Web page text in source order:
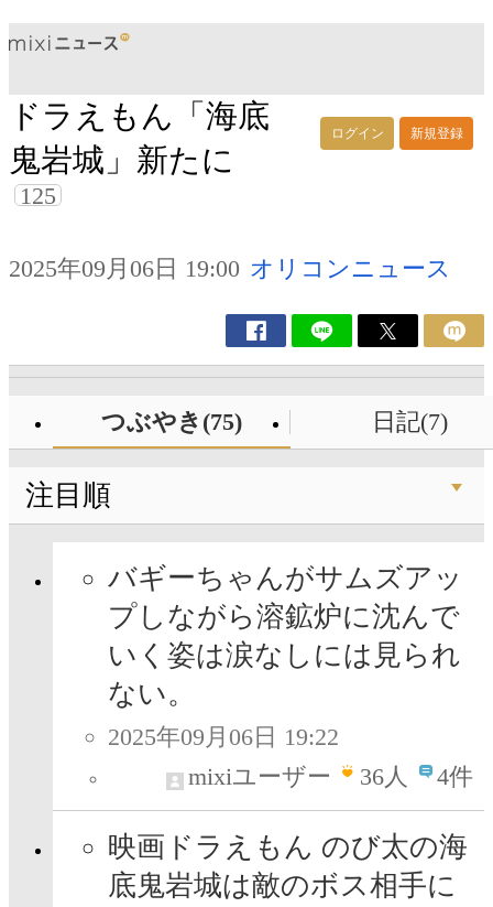
ログイン 新規登録
ドラえもん「海底
鬼岩城」新たに
125
2025年09月06日 19:00 オリコンニュース
つぶやき(75) 日記(7)
注目順
バギーちゃんがサムズアッ
プしながら溶鉱炉に沈んで
いく姿は涙なしには見られ
ない。
2025年09月06日 19:22
mixiユーザー
36人 4件
映画ドラえもん のび太の海
底鬼岩城は敵のボス相手に